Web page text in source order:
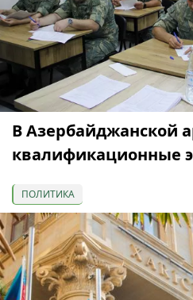
В Азербайджанской
квалификационные
ПОЛИТИКА